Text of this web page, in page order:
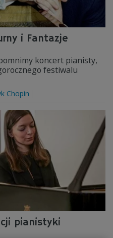
i Fantazje
koncert pianisty,
festiwalu
Chopin
pianistyki